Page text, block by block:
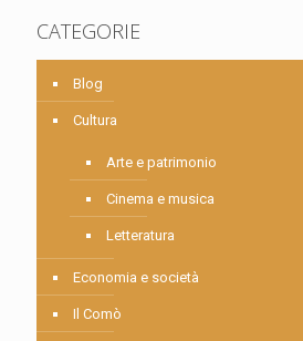
CATEGORIE
Blog
Cultura
Arte e patrimonio
Cinema e musica
Letteratura
Economia e società
Il Comò